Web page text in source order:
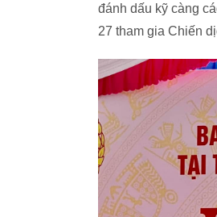
đánh dấu kỹ càng
27 tham gia Chiến